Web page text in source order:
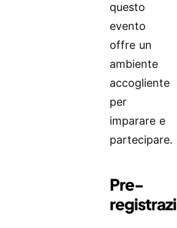
questo
evento
offre un
ambiente
accogliente
per
imparare e
partecipare.
Pre-